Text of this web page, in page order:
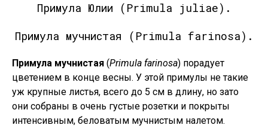
Примула Юлии (Primula juliae).
Примула мучнистая (Primula farinosa).
Примула мучнистая (Primula farinosa) порадует
цветением в конце весны. У этой примулы не такие
уж крупные листья, всего до 5 см в длину, но зато
они собраны в очень густые розетки и покрыты
интенсивным, беловатым мучнистым налетом.